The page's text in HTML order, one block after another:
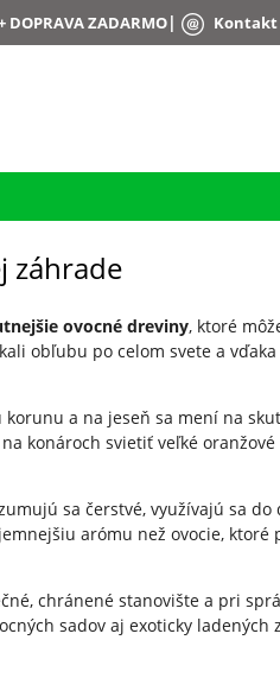
DOPRAVA ZADARMO| Kontakt
záhrade
ovocné dreviny, ktoré
obľubu po celom svete a
a na jeseň sa mení na
konároch svietiť veľké
sa čerstvé, využívajú sa do
arómu než ovocie, ktoré
chránené stanovište a pri
sadov aj exoticky ladených